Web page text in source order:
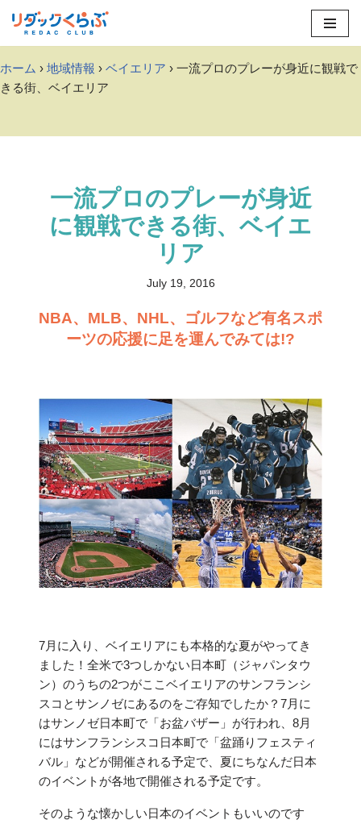
Skip
content
ホーム › 地域情報 › ベイエリア › 一流プロのプレーが身近に観戦で
きる街、ベイエリア
一流プロのプレーが身近
に観戦できる街、ベイエ
リア
July 19, 2016
NBA、MLB、NHL、ゴルフなど有名スポ
ーツの応援に足を運んでみては!?
7月に入り、ベイエリアにも本格的な夏がやってき
ました！全米で3つしかない日本町（ジャパンタウ
ン）のうちの2つがここベイエリアのサンフランシ
スコとサンノゼにあるのをご存知でしたか？7月に
はサンノゼ日本町で「お盆バザー」が行われ、8月
にはサンフランシスコ日本町で「盆踊りフェスティ
バル」などが開催される予定で、夏にちなんだ日本
のイベントが各地で開催される予定です。
そのような懐かしい日本のイベントもいいのです